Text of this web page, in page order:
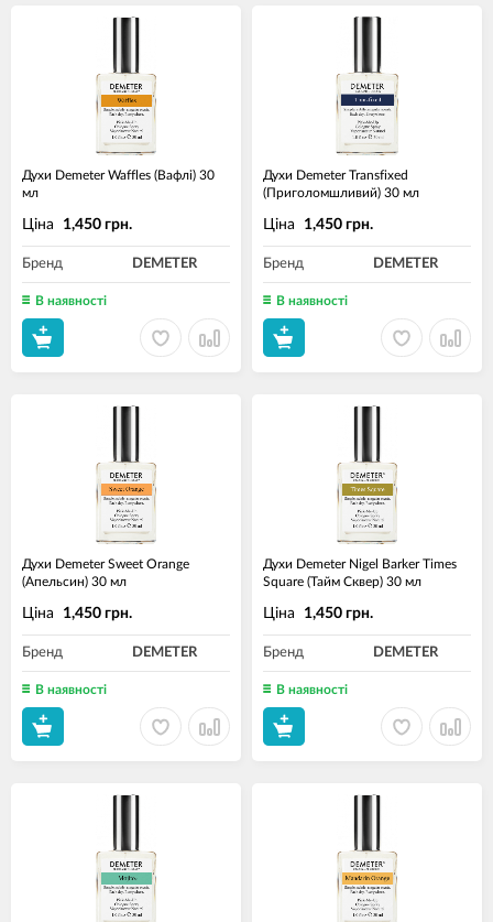
Духи Demeter Waffles (Вафлі) 30
мл
Ціна 1,450 грн.
Бренд DEMETER
В наявності
Духи Demeter Transfixed
(Приголомшливий) 30 мл
Ціна 1,450 грн.
Бренд DEMETER
В наявності
Духи Demeter Sweet Orange
(Апельсин) 30 мл
Ціна 1,450 грн.
Бренд DEMETER
В наявності
Духи Demeter Nigel Barker Times
Square (Тайм Сквер) 30 мл
Ціна 1,450 грн.
Бренд DEMETER
В наявності